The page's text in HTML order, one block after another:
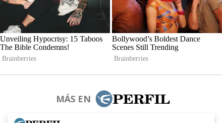
MÁS EN